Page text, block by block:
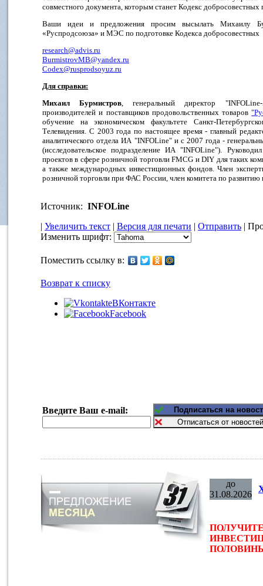
совместного документа, которым станет Кодекс добросовестных
Ваши идеи и предложения просим высылать Михаилу
«Руспродсоюза» и МЭС по подготовке Кодекса
research@advis.ru
BurmistrovMB@yandex.ru
Codex@rusprodsoyuz.ru
Для справки:
Михаил Бурмистров, генеральный директор
производителей и поставщиков продовольственных товаров
обучение на экономическом факультете Санкт-
Телевидения. С 2003 года по настоящее время - главный
аналитического отдела ИА "INFOLine" и с 2007 года -
(исследовательское подразделение ИА "INFOLine").
проектов в сфере розничной торговли FMCG и DIY для таких
а также международных инвестиционных фондов. Член
розничной торговли при ФАС России, член комитета по
Источник: INFOLine
| Увеличить текст | Версия для печати | Отправить |
Изменить шрифт:
Поместить ссылку в:
Возврат к списку
ВКонтакте
Facebook
Введите Ваш e-mail:
до
31.08.2026
ПОЛОВИНЫ